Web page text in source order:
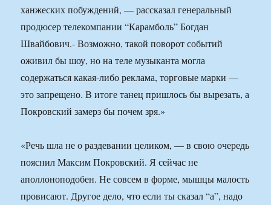
ханжеских побуждений, — рассказал генеральный
продюсер телекомпании “Карамболь” Богдан
Швайбович.- Возможно, такой поворот событий
оживил бы шоу, но на теле музыканта могла
содержаться какая-либо реклама, торговые марки —
это запрещено. В итоге танец пришлось бы вырезать, а
Покровский замерз бы почем зря.»
«Речь шла не о раздевании целиком, — в свою очередь
пояснил Максим Покровский. Я сейчас не
аполлоноподобен. Не совсем в форме, мышцы малость
провисают. Другое дело, что если ты сказал “а”, надо